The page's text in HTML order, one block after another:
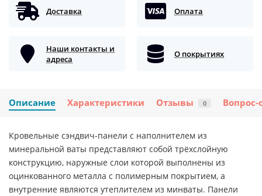
Доставка Оплата
Наши контакты и
адреса
О покрытиях
Описание Характеристики Отзывы 0 Вопрос-
Кровельные сэндвич-панели с наполнителем из
минеральной ваты представляют собой трёхслойную
конструкцию, наружные слои которой выполнены из
оцинкованного металла с полимерным покрытием, а
внутренние являются утеплителем из минваты. Панели